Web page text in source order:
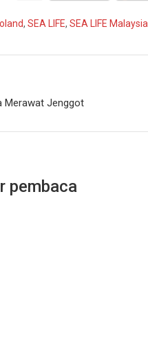
, SEA LIFE, SEA LIFE Malaysia
Merawat Jenggot
pembaca